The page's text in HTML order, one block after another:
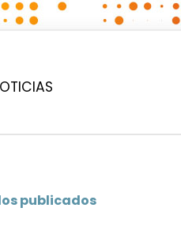
publicados